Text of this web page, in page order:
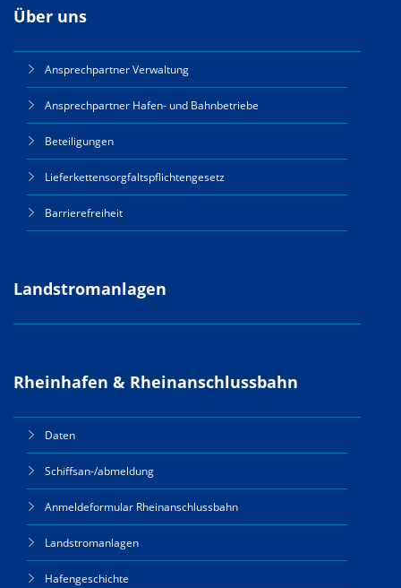
Über uns
Ansprechpartner Verwaltung
Ansprechpartner Hafen- und Bahnbetriebe
Beteiligungen
Lieferkettensorgfaltspflichtengesetz
Barrierefreiheit
Landstromanlagen
Rheinhafen & Rheinanschlussbahn
Daten
Schiffsan-/abmeldung
Anmeldeformular Rheinanschlussbahn
Landstromanlagen
Hafengeschichte